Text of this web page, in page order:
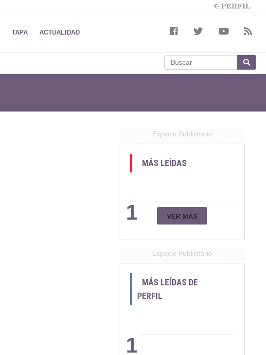
TAPA ACTUALIDAD
Espacio Publicitario
MÁS LEÍDAS
1 VER MÁS
Espacio Publicitario
MÁS LEÍDAS DE
PERFIL
1
2